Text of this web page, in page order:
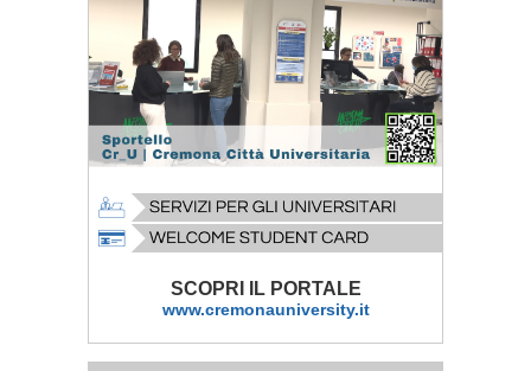
SCOPRI IL PORTALE
www.cremonauniversity.it